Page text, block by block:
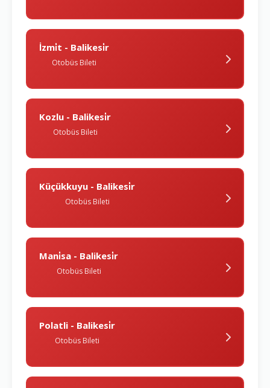
İzmi̇t - Balikesi̇r
Otobüs Bileti
Kozlu - Balikesi̇r
Otobüs Bileti
Küçükkuyu - Balikesi̇r
Otobüs Bileti
Mani̇sa - Balikesi̇r
Otobüs Bileti
Polatli - Balikesi̇r
Otobüs Bileti